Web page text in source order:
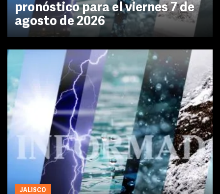
pronóstico para el viernes 7 de
agosto de 2026
JALISCO